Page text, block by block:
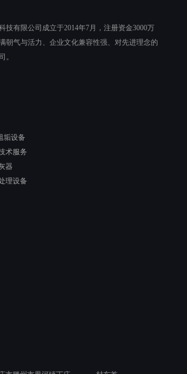
技有限公司成立于2014年7月，注册资金3000万
朝气与活力、企业文化兼容性强、对先进理念的
。
垢设备
术服务
器
理设备